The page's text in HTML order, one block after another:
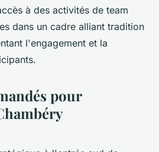
à des activités de team
dans un cadre alliant tradition
l'engagement et la
pour